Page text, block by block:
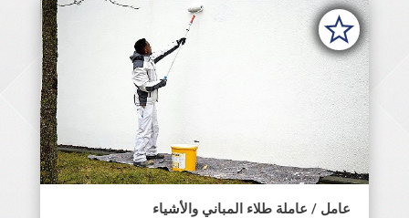
عامل / عاملة طلاء المباني والأشياء